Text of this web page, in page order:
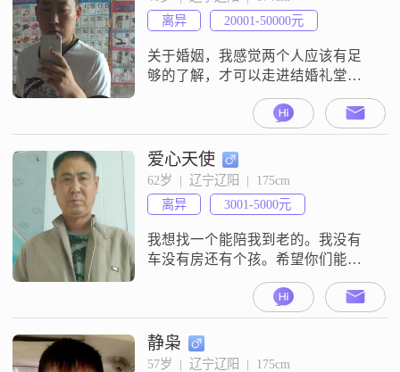
离异
20001-50000元
关于婚姻，我感觉两个人应该有足
够的了解，才可以走进结婚礼堂，
要不然等你进去才后悔就为时已
爱心天使
62岁  |  辽宁辽阳  |  175cm
离异
3001-5000元
我想找一个能陪我到老的。我没有
车没有房还有个孩。希望你们能了
静枭
57岁  |  辽宁辽阳  |  175cm